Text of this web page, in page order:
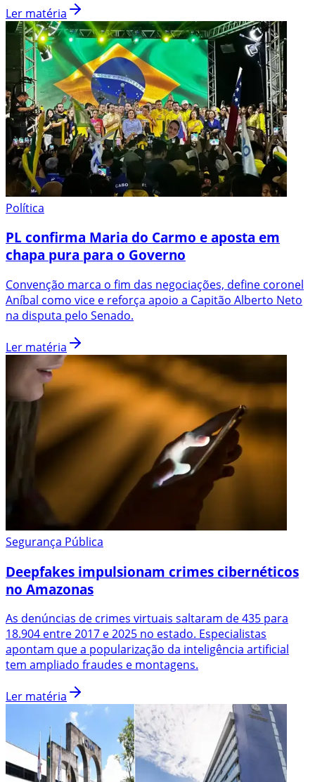
Ler matéria
Política
PL confirma Maria do Carmo e aposta em
chapa pura para o Governo
Convenção marca o fim das negociações, define coronel
Aníbal como vice e reforça apoio a Capitão Alberto Neto
na disputa pelo Senado.
Ler matéria
Segurança Pública
Deepfakes impulsionam crimes cibernéticos
no Amazonas
As denúncias de crimes virtuais saltaram de 435 para
18.904 entre 2017 e 2025 no estado. Especialistas
apontam que a popularização da inteligência artificial
tem ampliado fraudes e montagens.
Ler matéria